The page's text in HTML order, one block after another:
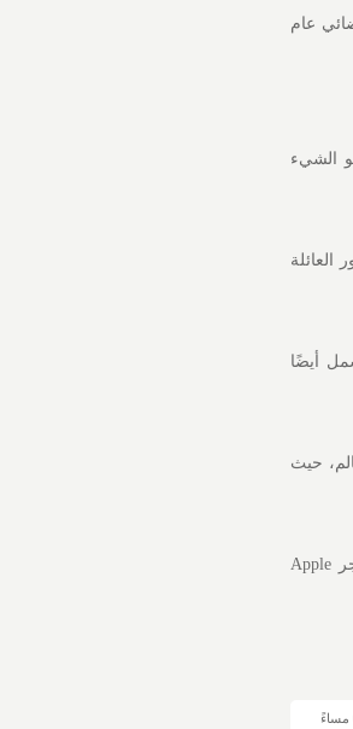
ثانية) في المدار الفضائي عام
هو الشيء
أيضًا
حيث
وبحسب الموقع سيتم إصدار كتاب "7 أيام في الفضاء" في المكتبات الكبرى، وهو متاح عبر الإنترنت في متاجر Apple